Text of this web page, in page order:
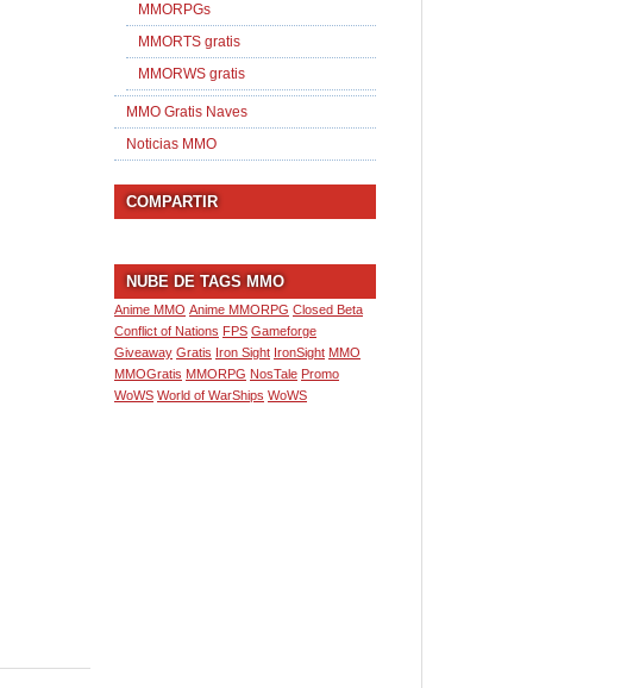
MMORPGs
MMORTS gratis
MMORWS gratis
MMO Gratis Naves
Noticias MMO
COMPARTIR
NUBE DE TAGS MMO
Anime MMO Anime MMORPG Closed Beta
Conflict of Nations FPS Gameforge
Giveaway Gratis Iron Sight IronSight MMO
MMOGratis MMORPG NosTale Promo
WoWS World of WarShips WoWS